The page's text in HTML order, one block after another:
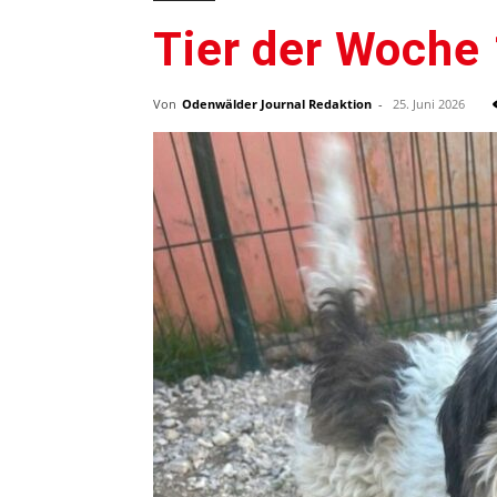
Tier der Woche
Von Odenwälder Journal Redaktion - 25. Juni 2026